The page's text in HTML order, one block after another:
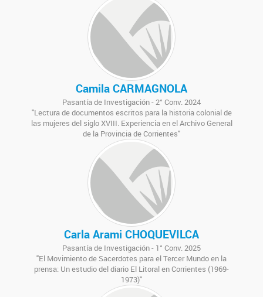
Camila CARMAGNOLA
Pasantía de Investigación - 2° Conv. 2024
"Lectura de documentos escritos para la historia colonial de
las mujeres del siglo XVIII. Experiencia en el Archivo General
de la Provincia de Corrientes"
Carla Arami CHOQUEVILCA
Pasantía de Investigación - 1° Conv. 2025
"El Movimiento de Sacerdotes para el Tercer Mundo en la
prensa: Un estudio del diario El Litoral en Corrientes (1969-
1973)"